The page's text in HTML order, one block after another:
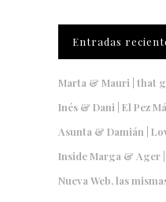
Entradas
Marta & Mauri | that
Inés & Dani | El Pez
Asunta & Damián |
Inside Marga & Ager
Nueva Web, las